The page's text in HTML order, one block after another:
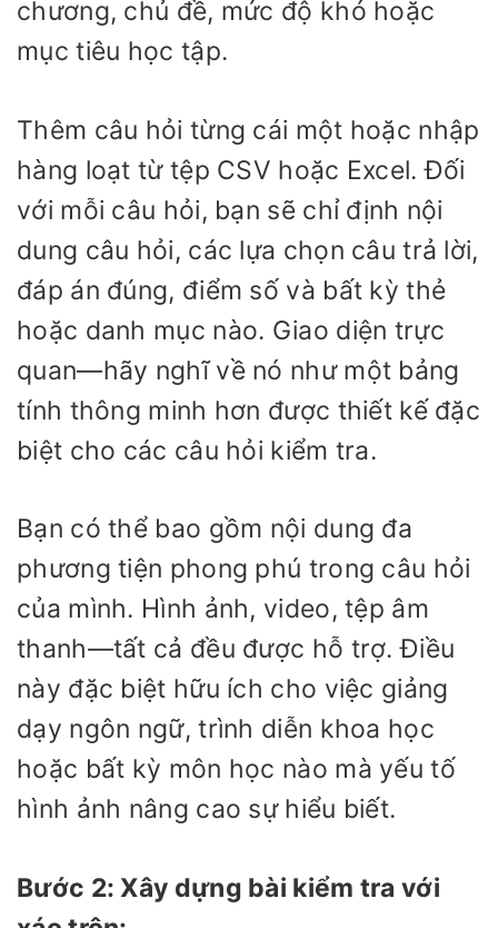
chương, chủ đề, mức độ khó hoặc
mục tiêu học tập.
Thêm câu hỏi từng cái một hoặc nhập
hàng loạt từ tệp CSV hoặc Excel. Đối
với mỗi câu hỏi, bạn sẽ chỉ định nội
dung câu hỏi, các lựa chọn câu trả lời,
đáp án đúng, điểm số và bất kỳ thẻ
hoặc danh mục nào. Giao diện trực
quan—hãy nghĩ về nó như một bảng
tính thông minh hơn được thiết kế đặc
biệt cho các câu hỏi kiểm tra.
Bạn có thể bao gồm nội dung đa
phương tiện phong phú trong câu hỏi
của mình. Hình ảnh, video, tệp âm
thanh—tất cả đều được hỗ trợ. Điều
này đặc biệt hữu ích cho việc giảng
dạy ngôn ngữ, trình diễn khoa học
hoặc bất kỳ môn học nào mà yếu tố
hình ảnh nâng cao sự hiểu biết.
Bước 2: Xây dựng bài kiểm tra với